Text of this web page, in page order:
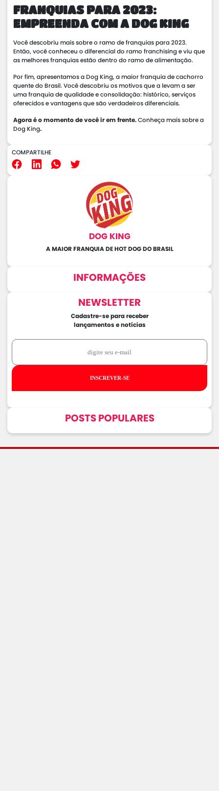
FRANQUIAS PARA 2023:
EMPREENDA COM A DOG KING
Você descobriu mais sobre o ramo de franquias para 2023.
Então, você conheceu o diferencial do ramo franchising e viu que
as melhores franquias estão dentro do ramo de alimentação.
Por fim, apresentamos a Dog King, a maior franquia de cachorro
quente do Brasil. Você descobriu os motivos que a levam a ser
uma franquia de qualidade e consolidação: histórico, serviços
oferecidos e vantagens que são verdadeiros diferenciais.
Agora é o momento de você ir em frente.Conheça mais sobre a
Dog King.
COMPARTILHE
DOG KING
A MAIOR FRANQUIA DE HOT DOG DO BRASIL
INFORMAÇÕES
NEWSLETTER
Cadastre-se para receber
lançamentos e notícias
INSCREVER-SE
POSTS POPULARES